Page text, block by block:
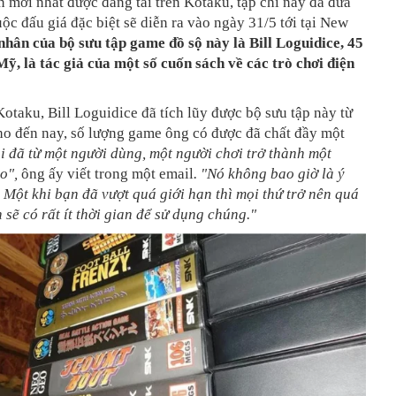
đấu giá đặc biệt sẽ diễn ra vào ngày 31/5 tới tại New
của bộ sưu tập game đồ sộ này là Bill Loguidice, 45
là tác giả của một số cuốn sách về các trò chơi điện
Bill Loguidice đã tích lũy được bộ sưu tập này từ
đến nay, số lượng game ông có được đã chất đầy một
đã từ một người dùng, một người chơi trở thành một
ông ấy viết trong một email. "Nó không bao giờ là ý
khi bạn đã vượt quá giới hạn thì mọi thứ trở nên quá
sẽ có rất ít thời gian để sử dụng chúng."